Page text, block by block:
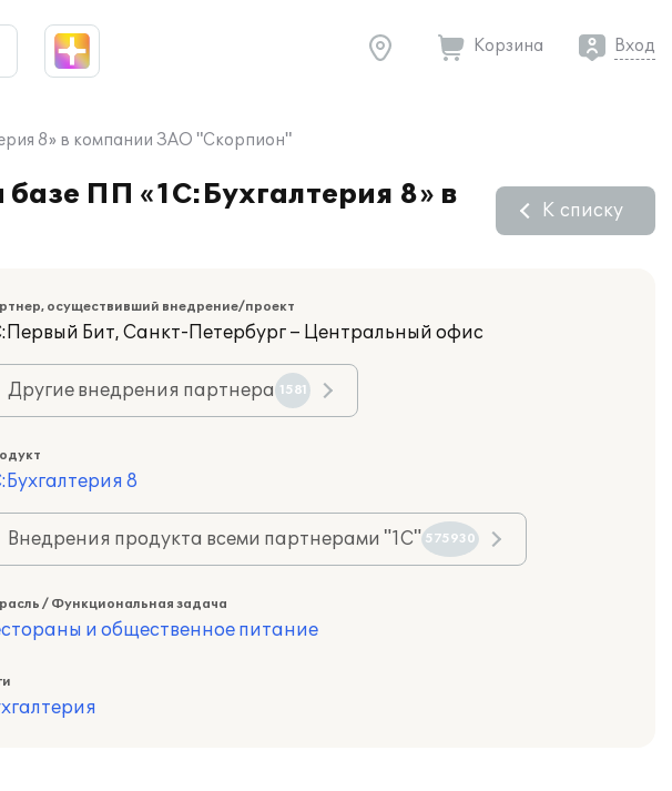
Корзина Вход
8» в компании ЗАО "Скорпион"
базе ПП «1C:Бухгалтерия 8» в
К списку
осуществивший внедрение/проект
Бит, Санкт-Петербург – Центральный офис
Другие внедрения партнера 1581
8
Внедрения продукта всеми партнерами "1С" 575930
/ Функциональная задача
и общественное питание